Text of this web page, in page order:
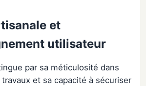
et
utilisateur
par sa méticulosité dans
et sa capacité à sécuriser